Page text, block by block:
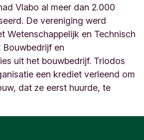
Vlabo al meer dan 2.000
De vereniging werd
Wetenschappelijk en Technisch
en
uit het bouwbedrijf. Triodos
een krediet verleend om
dat ze eerst huurde, te